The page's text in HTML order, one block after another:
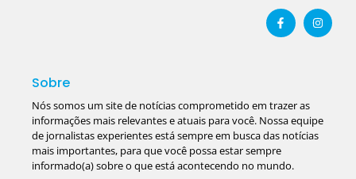
Sobre
Nós somos um site de notícias comprometido em trazer as
informações mais relevantes e atuais para você. Nossa equipe
de jornalistas experientes está sempre em busca das notícias
mais importantes, para que você possa estar sempre
informado(a) sobre o que está acontecendo no mundo.